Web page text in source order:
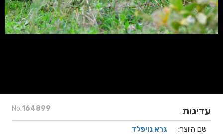
No.164899 עדינות
שם היוצר: גרא נויפלד